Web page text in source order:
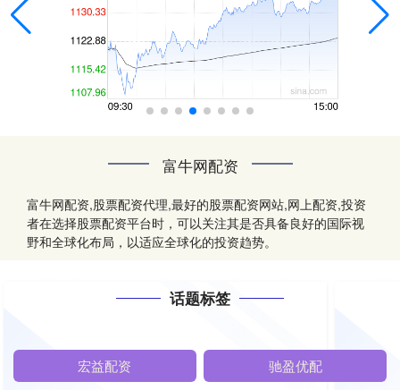
富牛网配资
富牛网配资,股票配资代理,最好的股票配资网站,网上配资,投资
者在选择股票配资平台时，可以关注其是否具备良好的国际视
野和全球化布局，以适应全球化的投资趋势。
话题标签
宏益配资 驰盈优配